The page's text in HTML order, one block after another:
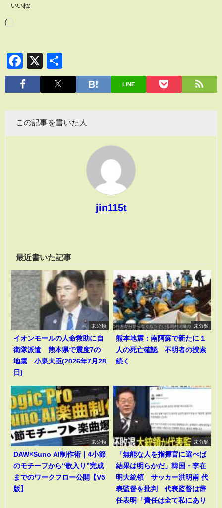
いいね:
Facebook
X
有
LINE
この記事を書いた人
jin115t
最近書いた記事
未分類
イオンモールの人命救助に自
衛隊派遣 熊本県で震度7の
地震 小泉大臣(2026年7月28
日)
未分類
熊本地震：南阿蘇で新たに１
人の死亡確認 不明者の捜索
続く
未分類
DAW×Suno AI制作術｜4小節
のモチーフから“歌入り”完成
までのワークフロー公開【V5
版】
未分類
「無能な人を指揮官に選べば
結果は明らかだ」韓国・李在
明大統領 サッカー洪明甫 代
表監督を批判 代表監督は辞
任表明「責任は全て私にあり